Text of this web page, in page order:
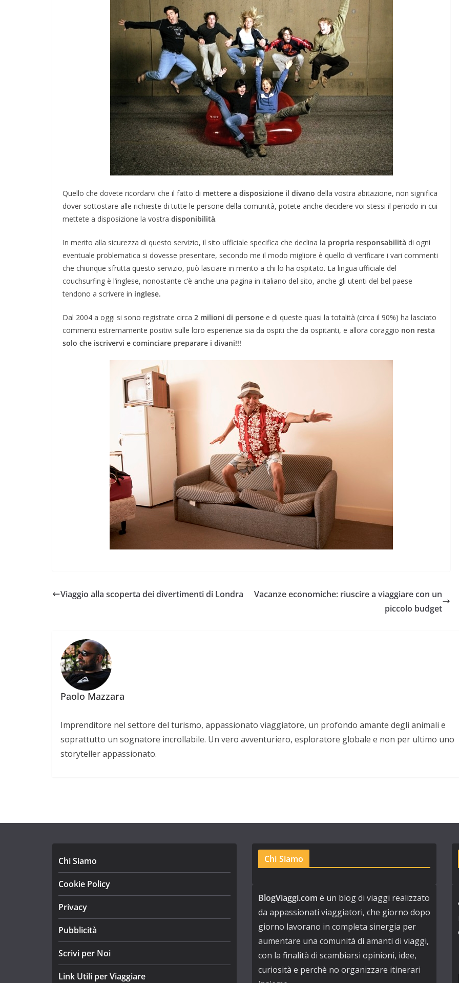
Quello che dovete ricordarvi che il fatto di mettere a disposizione il divano della vostra abitazione, non significa
dover sottostare alle richieste di tutte le persone della comunità, potete anche decidere voi stessi il periodo in cui
mettete a disposizione la vostra disponibilità.
In merito alla sicurezza di questo servizio, il sito ufficiale specifica che declina la propria responsabilità di ogni
eventuale problematica si dovesse presentare, secondo me il modo migliore è quello di verificare i vari commenti
che chiunque sfrutta questo servizio, può lasciare in merito a chi lo ha ospitato. La lingua ufficiale del
couchsurfing è l’inglese, nonostante c’è anche una pagina in italiano del sito, anche gli utenti del bel paese
tendono a scrivere in inglese.
Dal 2004 a oggi si sono registrate circa 2 milioni di persone e di queste quasi la totalità (circa il 90%) ha lasciato
commenti estremamente positivi sulle loro esperienze sia da ospiti che da ospitanti, e allora coraggio non resta
solo che iscrivervi e cominciare preparare i divani!!!
Viaggio alla scoperta dei divertimenti di Londra
Vacanze economiche: riuscire a viaggiare con un
piccolo budget
Paolo Mazzara
Imprenditore nel settore del turismo, appassionato viaggiatore, un profondo amante degli animali e
soprattutto un sognatore incrollabile. Un vero avventuriero, esploratore globale e non per ultimo uno
storyteller appassionato.
Chi Siamo
Cookie Policy
Privacy
Pubblicità
Scrivi per Noi
Link Utili per Viaggiare
Chi Siamo
BlogViaggi.com è un blog di viaggi realizzato
da appassionati viaggiatori, che giorno dopo
giorno lavorano in completa sinergia per
aumentare una comunità di amanti di viaggi,
con la finalità di scambiarsi opinioni, idee,
curiosità e perchè no organizzare itinerari